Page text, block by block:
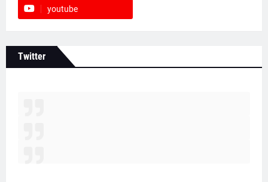
youtube
Twitter